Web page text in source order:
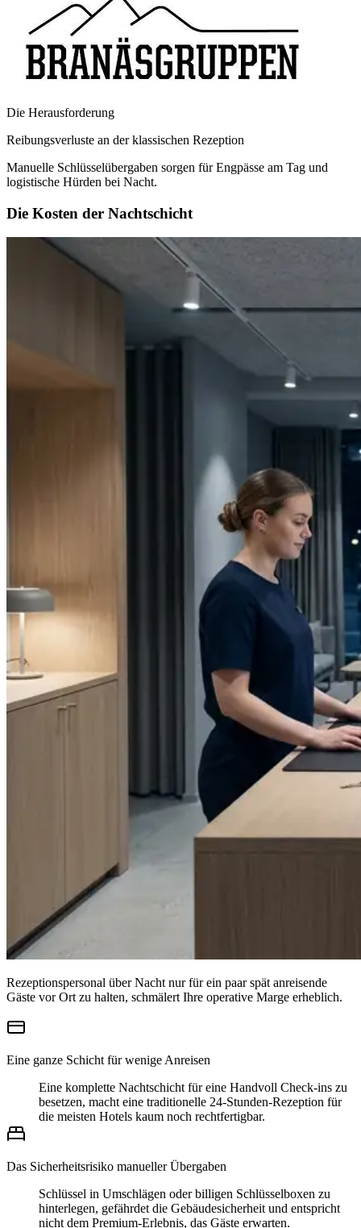
Die Herausforderung
Reibungsverluste an der klassischen Rezeption
Manuelle Schlüsselübergaben sorgen für Engpässe am Tag und
logistische Hürden bei Nacht.
Die Kosten der Nachtschicht
Rezeptionspersonal über Nacht nur für ein paar spät anreisende
Gäste vor Ort zu halten, schmälert Ihre operative Marge erheblich.
Eine ganze Schicht für wenige Anreisen
Eine komplette Nachtschicht für eine Handvoll Check-ins zu
besetzen, macht eine traditionelle 24-Stunden-Rezeption für
die meisten Hotels kaum noch rechtfertigbar.
Das Sicherheitsrisiko manueller Übergaben
Schlüssel in Umschlägen oder billigen Schlüsselboxen zu
hinterlegen, gefährdet die Gebäudesicherheit und entspricht
nicht dem Premium-Erlebnis, das Gäste erwarten.